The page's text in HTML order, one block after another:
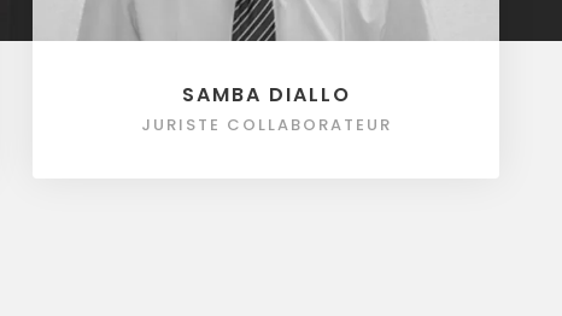
SAMBA DIALLO
JURISTE COLLABORATEUR